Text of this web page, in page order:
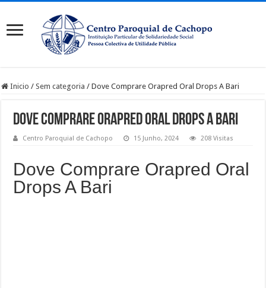
Inicio / Sem categoria / Dove Comprare Orapred Oral Drops A Bari
Dove Comprare Orapred Oral Drops A Bari
Centro Paroquial de Cachopo 15 Junho, 2024 208 Visitas
Dove Comprare Orapred Oral
Drops A Bari